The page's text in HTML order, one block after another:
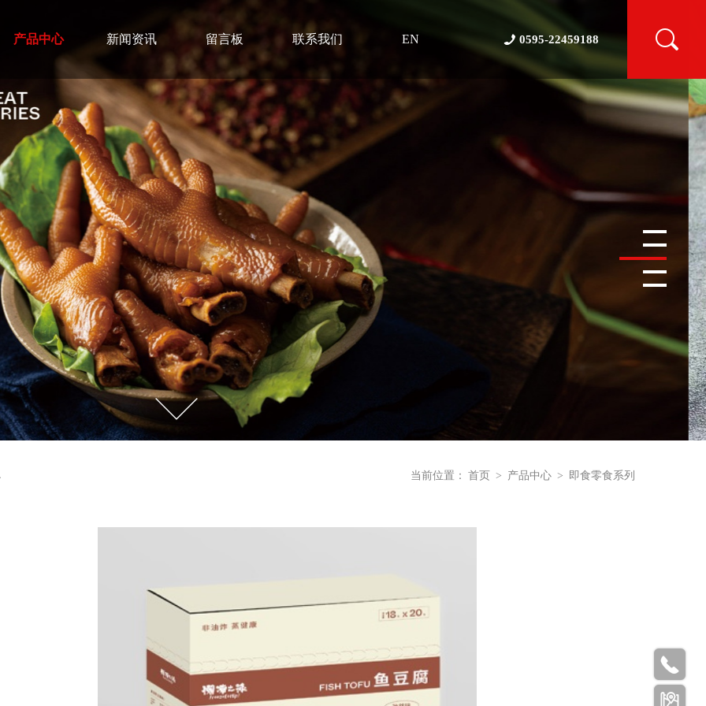


产品中心 新闻资讯 留言板 联系我们 EN 0595-22459188
当前位置： 首页 > 产品中心 > 即食零食系列